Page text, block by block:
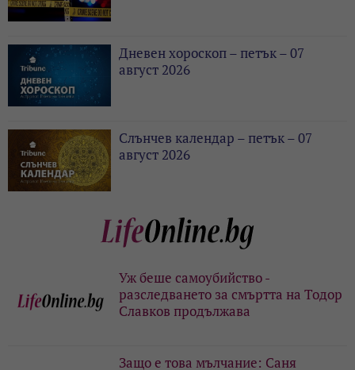
Дневен хороскоп – петък – 07
август 2026
Слънчев календар – петък – 07
август 2026
Уж беше самоубийство -
разследването за смъртта на Тодор
Славков продължава
Защо е това мълчание: Саня